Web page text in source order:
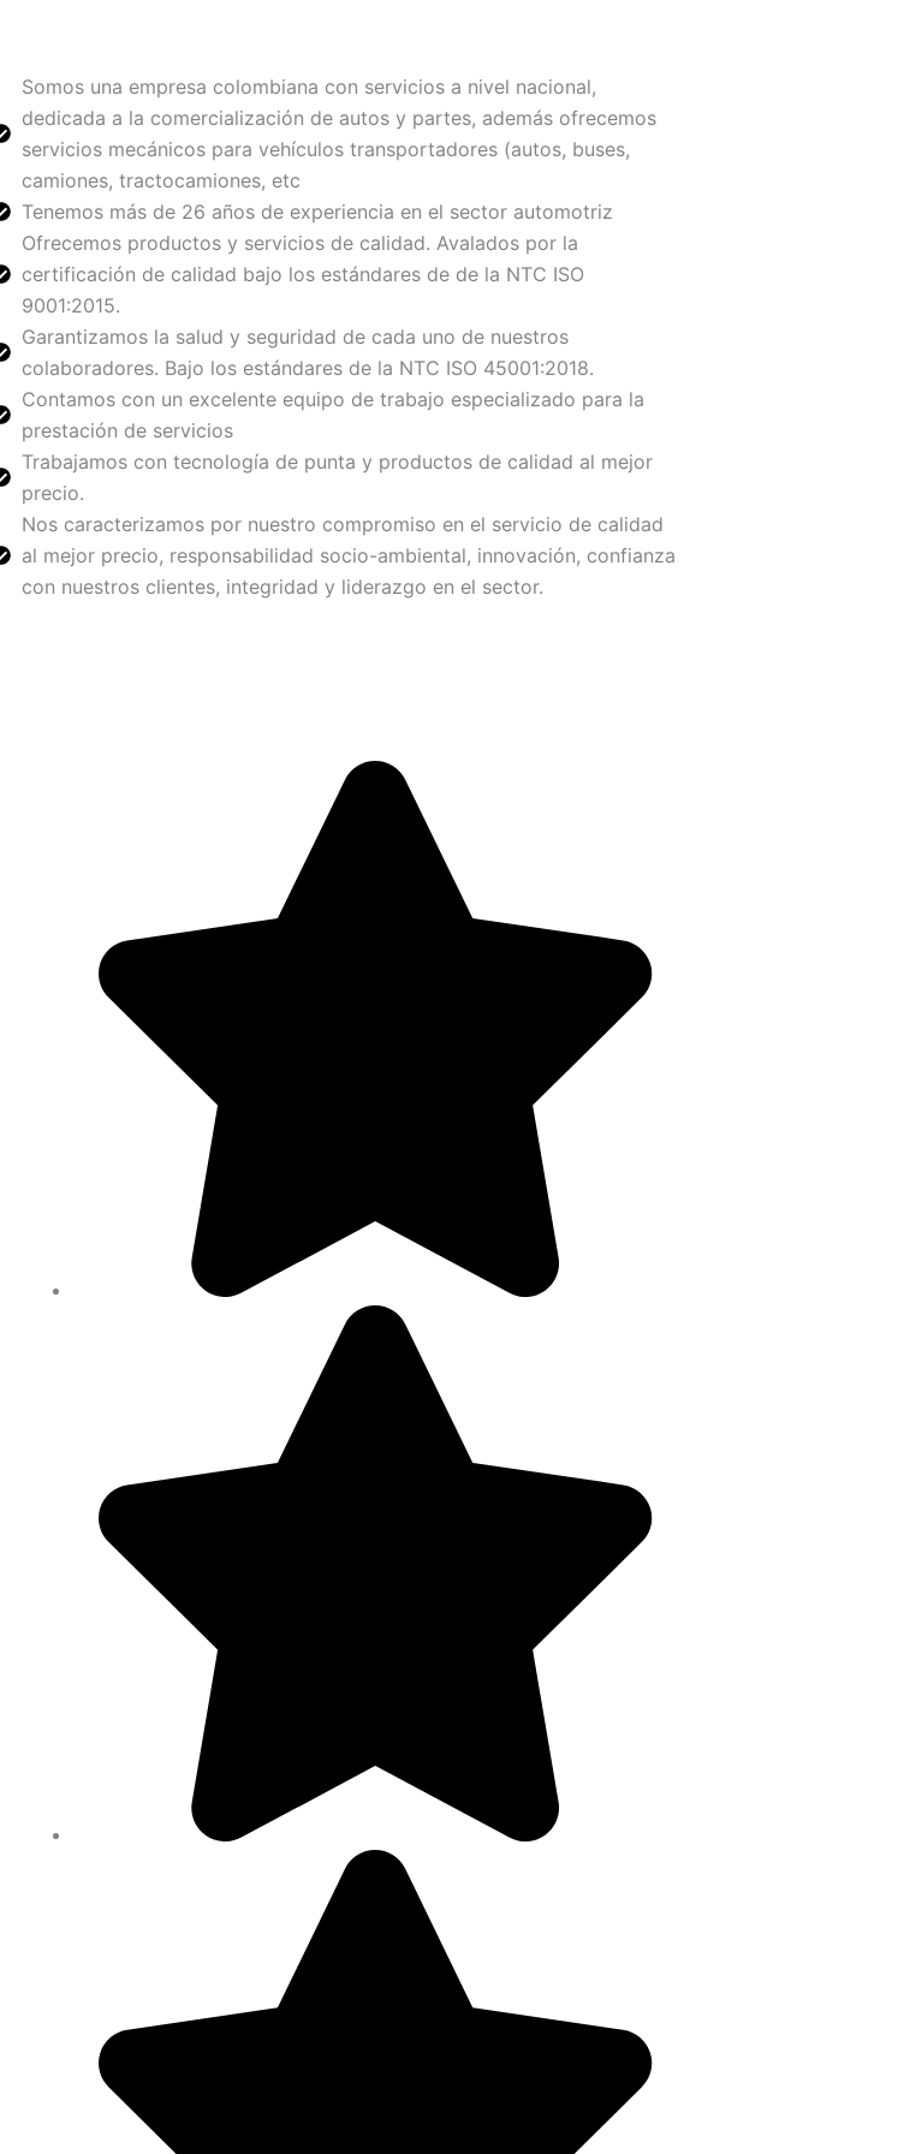
Somos una empresa colombiana con servicios a nivel nacional,
dedicada a la comercialización de autos y partes, además ofrecemos
servicios mecánicos para vehículos transportadores (autos, buses,
camiones, tractocamiones, etc
Tenemos más de 26 años de experiencia en el sector automotriz
Ofrecemos productos y servicios de calidad. Avalados por la
certificación de calidad bajo los estándares de de la NTC ISO
9001:2015.
Garantizamos la salud y seguridad de cada uno de nuestros
colaboradores. Bajo los estándares de la NTC ISO 45001:2018.
Contamos con un excelente equipo de trabajo especializado para la
prestación de servicios
Trabajamos con tecnología de punta y productos de calidad al mejor
precio.
Nos caracterizamos por nuestro compromiso en el servicio de calidad
al mejor precio, responsabilidad socio-ambiental, innovación, confianza
con nuestros clientes, integridad y liderazgo en el sector.